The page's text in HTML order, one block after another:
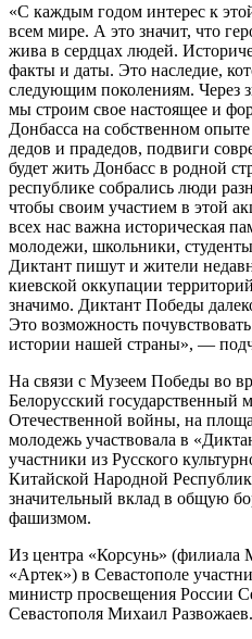
«С каждым годом интерес к
всем мире. А это значит, что
жива в сердцах людей.
факты и даты. Это наследие,
следующим поколениям. Через
мы строим свое настоящее и
Донбасса на собственном
дедов и прадедов, подвиги
будет жить Донбасс в родной
республике собрались люди
чтобы своим участием в этой
всех нас важна историческая
молодежи, школьники,
Диктант пишут и жители
киевской оккупации
значимо. Диктант Победы
Это возможность
истории нашей страны», —
На связи с Музеем Победы во
Белорусский государственный
Отечественной войны, на
молодежь участвовала в
участники из Русского
Китайской Народной
значительный вклад в общую
фашизмом.
Из центра «Корсунь» (филиала
«Артек») в Севастополе
министр просвещения России
Севастополя Михаил Развожаев.